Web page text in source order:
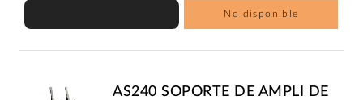
No disponible
AS240 SOPORTE DE AMPLI DE